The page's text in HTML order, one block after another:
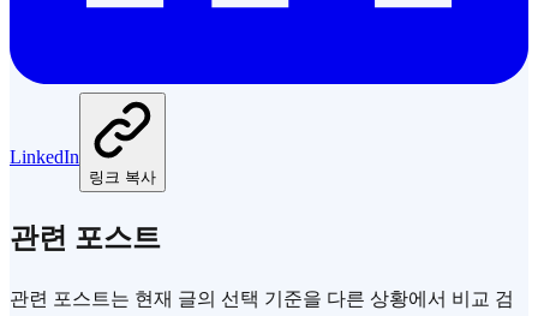
LinkedIn
링크 복사
관련 포스트
관련 포스트는 현재 글의 선택 기준을 다른 상황에서 비교 검